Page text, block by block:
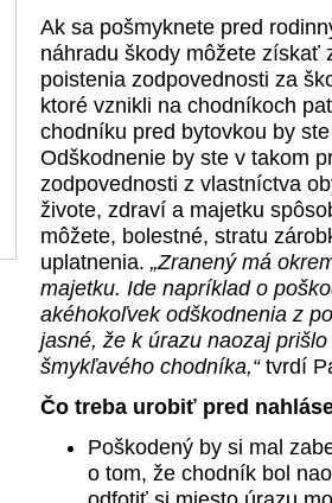
Ak sa pošmyknete pred
náhradu škody môžete získať
poistenia zodpovednosti za
ktoré vznikli na chodníkoch
chodníku pred bytovkou by
Odškodnenie by ste v takom
zodpovednosti z vlastníctva
živote, zdraví a majetku
môžete, bolestné, stratu
uplatnenia. „Zranený má
majetku. Ide napríklad o
akéhokoľvek odškodnenia z
jasné, že k úrazu naozaj
šmykľavého chodníka,“tvrdí
Čo treba urobiť pred
Poškodený by si mal
o tom, že chodník bol